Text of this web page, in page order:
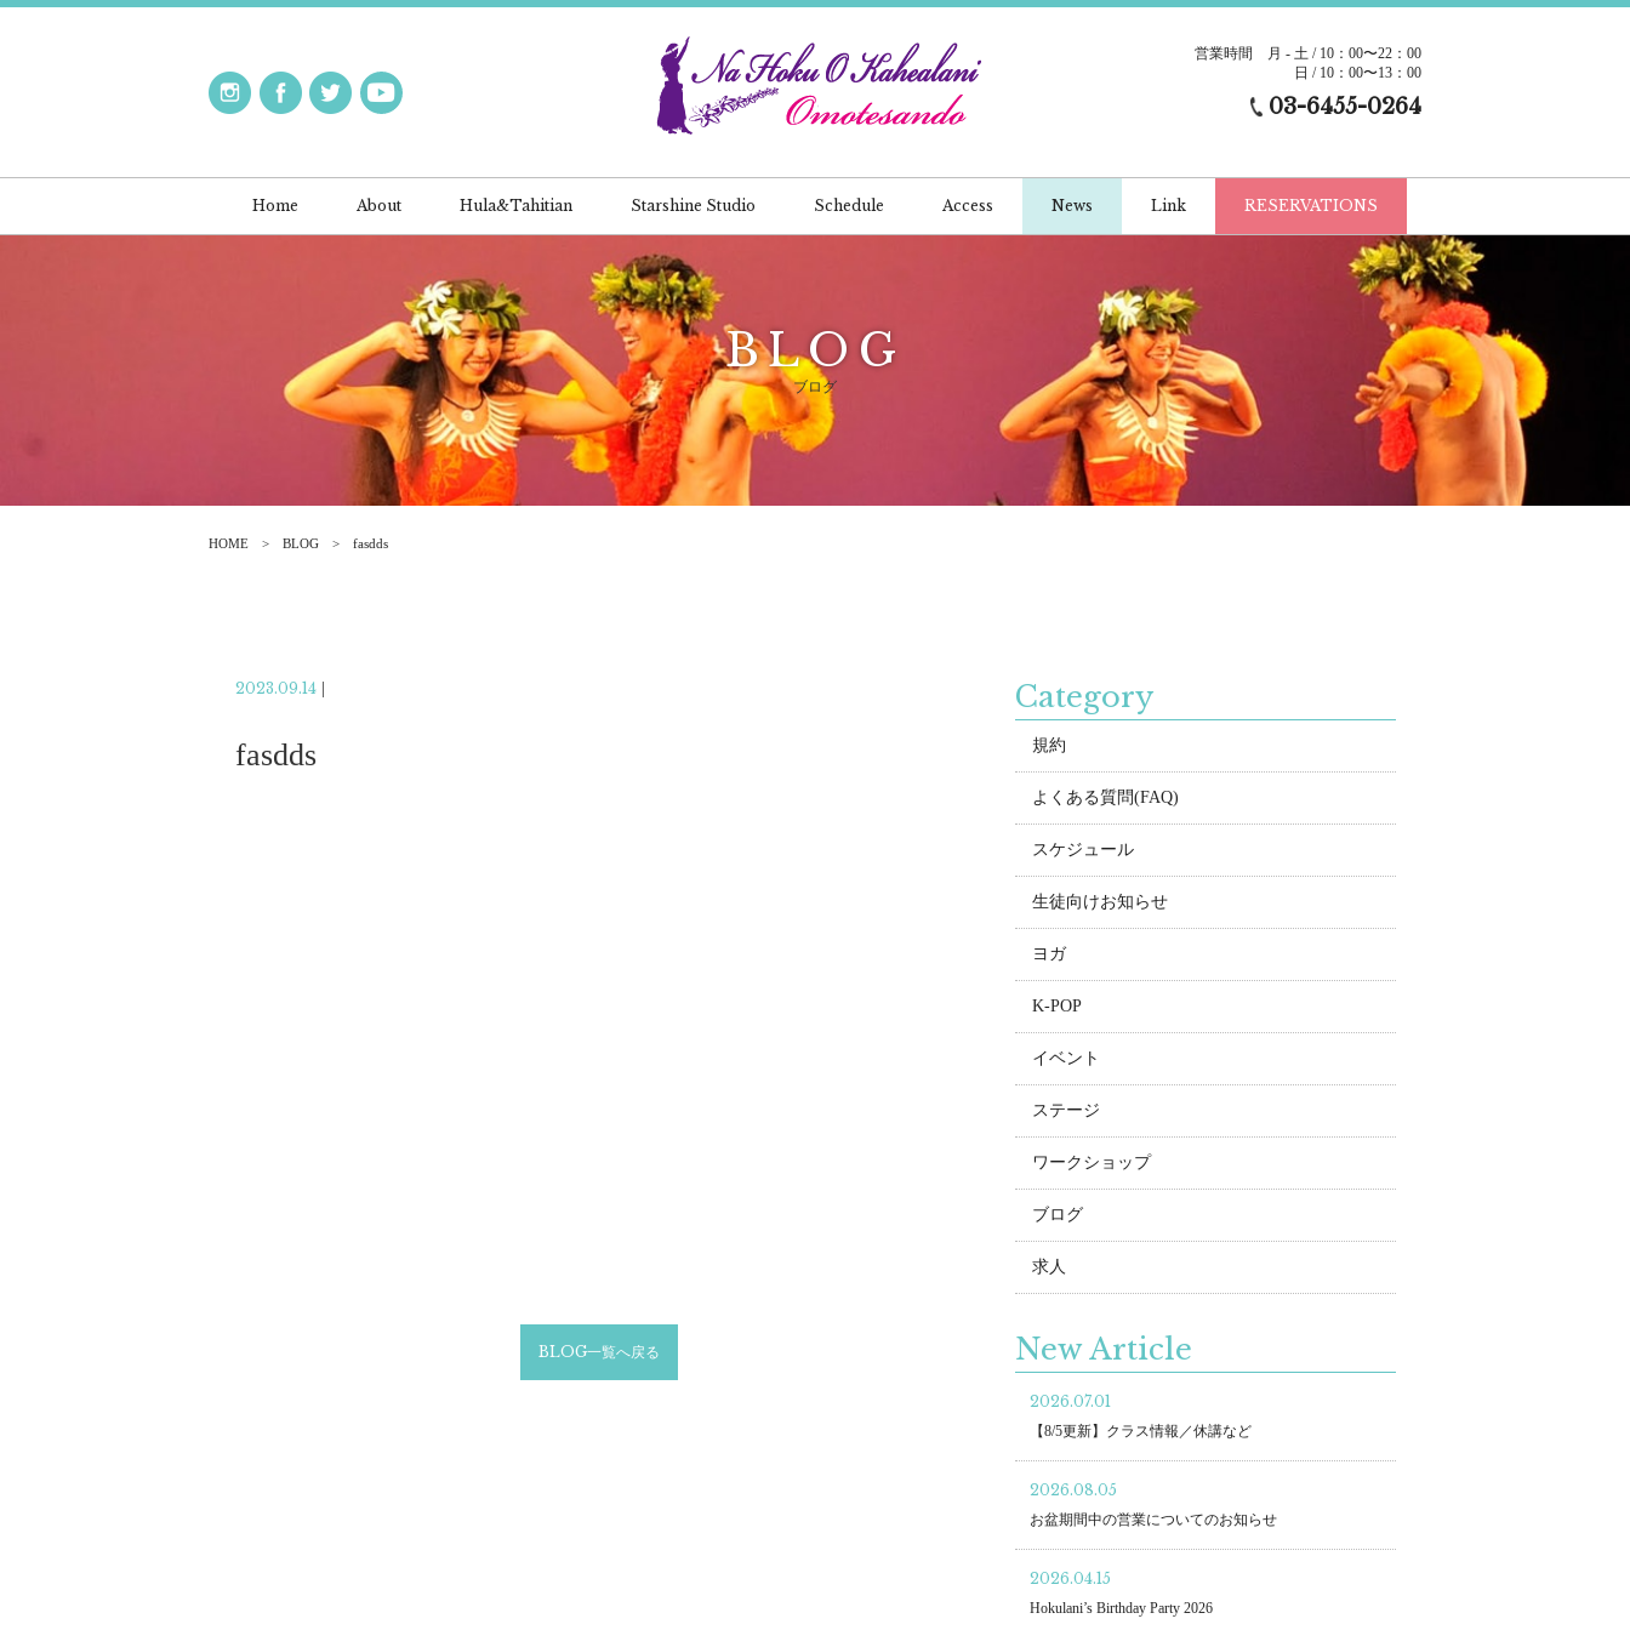
営業時間
月 - 土 / 10：00〜22：00
日 / 10：00〜13：00
03-6455-0264
Home About Hula&Tahitian Starshine Studio Schedule Access News Link RESERVATIONS
BLOG
ブログ
HOME BLOG fasdds
2023.09.14|
fasdds
BLOG一覧へ戻る
Category
規約
よくある質問(FAQ)
スケジュール
生徒向けお知らせ
ヨガ
K-POP
イベント
ステージ
ワークショップ
ブログ
求人
New Article
2026.07.01
【8/5更新】クラス情報／休講など
2026.08.05
お盆期間中の営業についてのお知らせ
2026.04.15
Hokulani’s Birthday Party 2026